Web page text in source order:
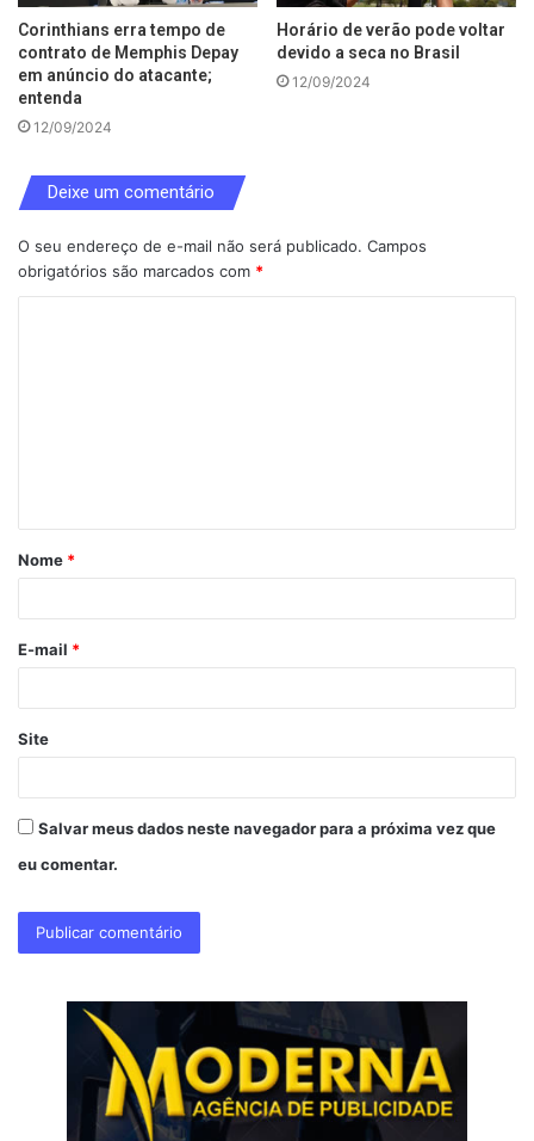
Corinthians erra tempo de
contrato de Memphis Depay
em anúncio do atacante;
entenda
12/09/2024
Horário de verão pode voltar
devido a seca no Brasil
12/09/2024
Deixe um comentário
O seu endereço de e-mail não será publicado. Campos
obrigatórios são marcados com *
á
r
*
Nome *
E-mail *
Site
Salvar meus dados neste navegador para a próxima vez que
eu comentar.